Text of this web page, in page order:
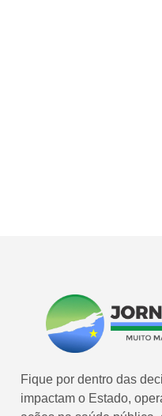
Fique por dentro das
impactam o Estado,